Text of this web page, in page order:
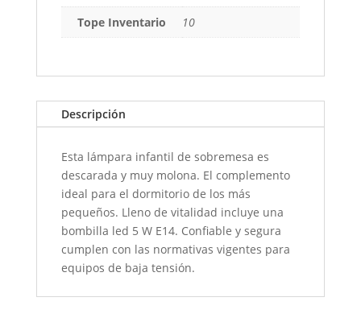
Tope Inventario
10
Descripción
Esta lámpara infantil de sobremesa es
descarada y muy molona. El complemento
ideal para el dormitorio de los más
pequeños. Lleno de vitalidad incluye una
bombilla led 5 W E14. Confiable y segura
cumplen con las normativas vigentes para
equipos de baja tensión.